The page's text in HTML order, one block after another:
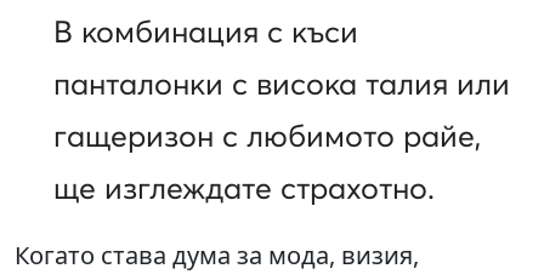
В комбинация с къси
панталонки с висока талия или
гащеризон с любимото райе,
ще изглеждате страхотно.
Когато става дума за мода, визия,